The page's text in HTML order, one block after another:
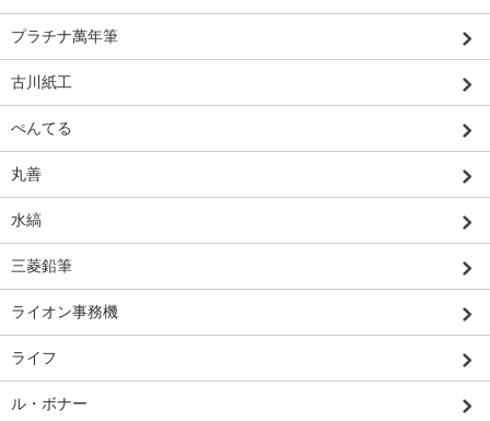
プラチナ萬年筆
古川紙工
ぺんてる
丸善
水縞
三菱鉛筆
ライオン事務機
ライフ
ル・ボナー